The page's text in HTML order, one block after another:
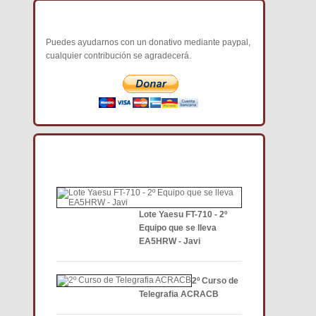
Puedes ayudarnos con un donativo mediante paypal,
cualquier contribución se agradecerá.
Lote Yaesu FT-710 - 2º
Equipo que se lleva
EA5HRW - Javi
2º Curso de
Telegrafia ACRACB